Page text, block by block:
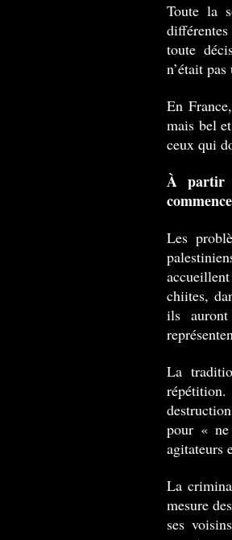
Toute la
toute
n’était pas
En
mais bel
ceux qui
À partir
Les
chiites,
ils
La
répétition.
pour « ne
agitateurs
La
mesure
ses